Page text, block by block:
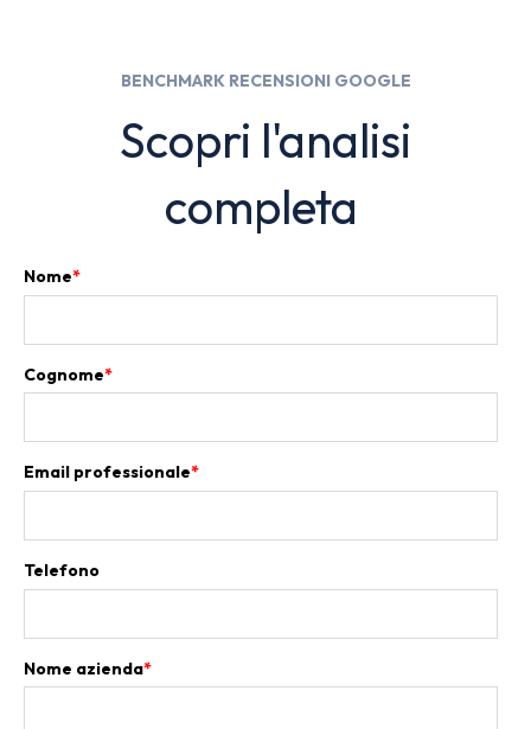
BENCHMARK RECENSIONI GOOGLE
Scopri l'analisi
completa
Nome*
Cognome*
Email professionale*
Telefono
Nome azienda*